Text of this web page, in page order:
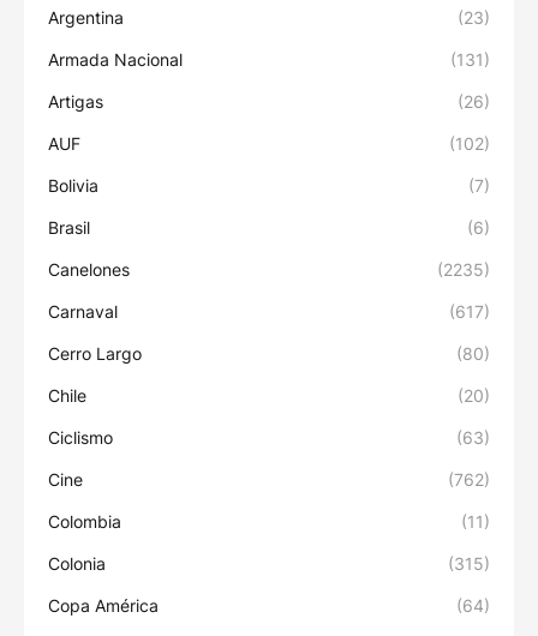
Argentina (23)
Armada Nacional (131)
Artigas (26)
AUF (102)
Bolivia (7)
Brasil (6)
Canelones (2235)
Carnaval (617)
Cerro Largo (80)
Chile (20)
Ciclismo (63)
Cine (762)
Colombia (11)
Colonia (315)
Copa América (64)